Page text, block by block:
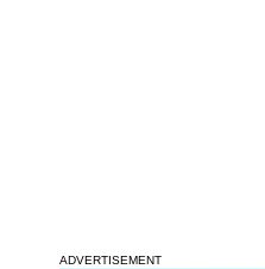
ADVERTISEMENT